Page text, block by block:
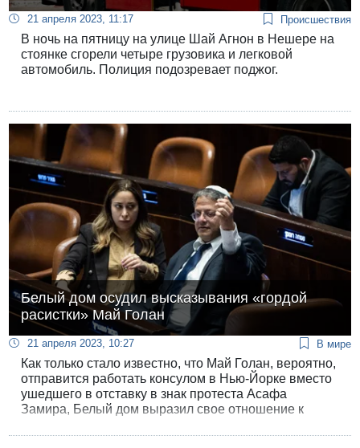
21 апреля 2023, 11:17 Происшествия
В ночь на пятницу на улице Шай Агнон в Нешере на
стоянке сгорели четыре грузовика и легковой
автомобиль. Полиция подозревает поджог.
Белый дом осудил высказывания «гордой
расистки» Май Голан
21 апреля 2023, 10:27 В мире
Как только стало известно, что Май Голан, вероятно,
отправится работать консулом в Нью-Йорке вместо
ушедшего в отставку в знак протеста Асафа
Замира, Белый дом выразил свое отношение к